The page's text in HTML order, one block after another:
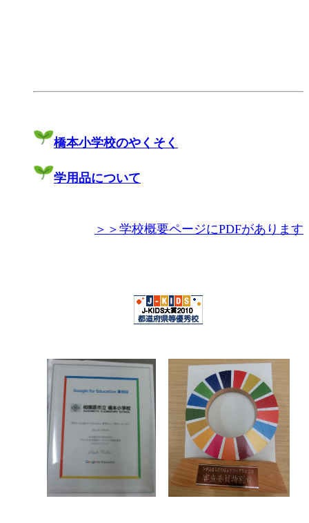
橋本小学校のやくそく
学用品について
＞＞学校概要ページにPDFがあります